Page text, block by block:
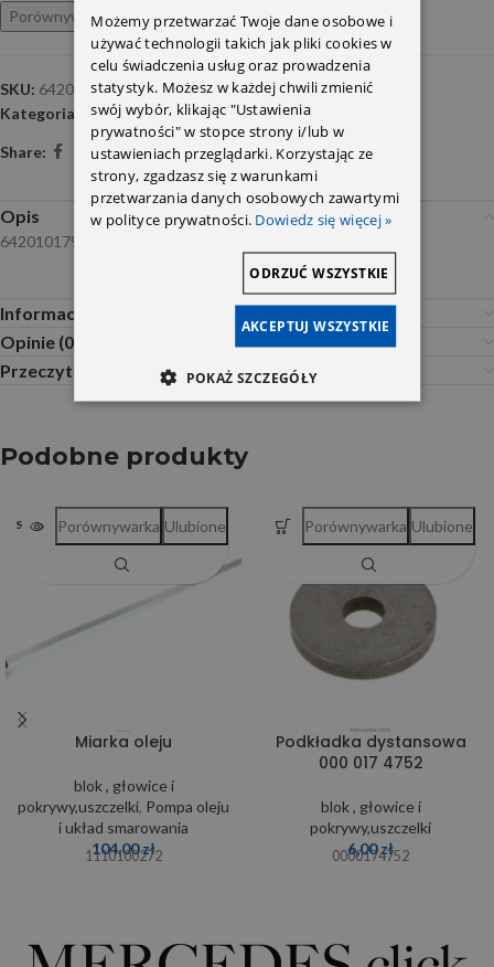
Porównywarka Ulubione
SKU: 6420101791
Kategoria:
blok , głowice i pokrywy,uszczelki
Share:
Opis
6420101791
Informacje dodatkowe
Opinie (0)
Przeczytaj Przed Zakupem
Podobne produkty
SOLD OUT
Miarka oleju
blok , głowice i
pokrywy,uszczelki, Pompa oleju
i układ smarowania
104,00zł
1110100272
Porównywarka Ulubione
Podkładka dystansowa
000 017 4752
blok , głowice i
pokrywy,uszczelki
6,00zł
0000174752
Porównywarka Ulubione
Możemy przetwarzać Twoje dane osobowe i
używać technologii takich jak pliki cookies w
celu świadczenia usług oraz prowadzenia
statystyk. Możesz w każdej chwili zmienić
swój wybór, klikając "Ustawienia
prywatności" w stopce strony i/lub w
ustawieniach przeglądarki. Korzystając ze
strony, zgadzasz się z warunkami
przetwarzania danych osobowych zawartymi
w polityce prywatności. Dowiedz się więcej »
AKCEPTUJ WSZYSTKIE
ODRZUĆ WSZYSTKIE
POKAŻ SZCZEGÓŁY